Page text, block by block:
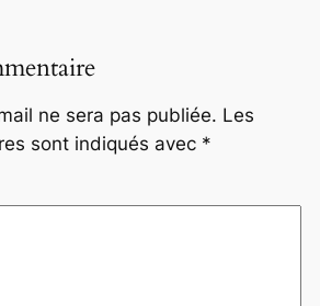
ne sera pas publiée. Les
sont indiqués avec *